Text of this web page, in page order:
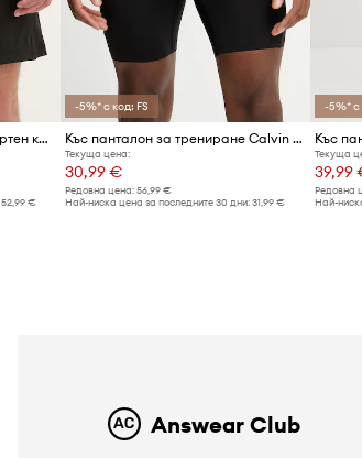
Calvin Klein Performance спортен къс панталон мъжки
52,99 €
-5%* с код: FS
Къс панталон за трениране Calvin Klein Performance
Текуща цена:
30,99 €
Редовна цена: 56,99 €
Най-ниска цена за последните 30 дни: 31,99 €
-5%* с
Текуща
39,99
Редовна
Най-
Answear Club